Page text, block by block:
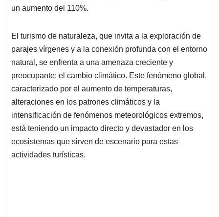
un aumento del 110%.
El turismo de naturaleza, que invita a la exploración de
parajes vírgenes y a la conexión profunda con el entorno
natural, se enfrenta a una amenaza creciente y
preocupante: el cambio climático. Este fenómeno global,
caracterizado por el aumento de temperaturas,
alteraciones en los patrones climáticos y la
intensificación de fenómenos meteorológicos extremos,
está teniendo un impacto directo y devastador en los
ecosistemas que sirven de escenario para estas
actividades turísticas.